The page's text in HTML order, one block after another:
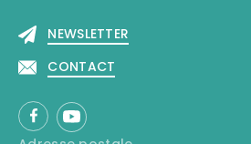
NEWSLETTER
CONTACT